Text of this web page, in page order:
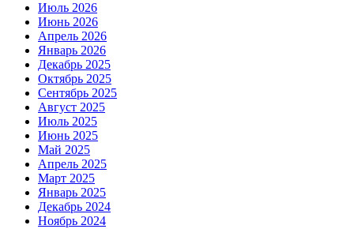
Июль 2026
Июнь 2026
Апрель 2026
Январь 2026
Декабрь 2025
Октябрь 2025
Сентябрь 2025
Август 2025
Июль 2025
Июнь 2025
Май 2025
Апрель 2025
Март 2025
Январь 2025
Декабрь 2024
Ноябрь 2024